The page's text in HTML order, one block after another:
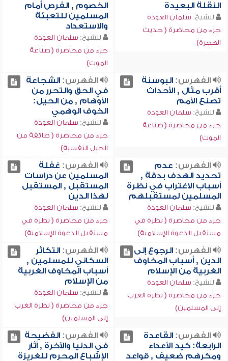
النقلة البعيدة
للشيخ: سلمان العودة
جزء من محاضرة ( حديث
الهجرة)
الخصوم , الفرص أمام
المسلمين للتعبئة
والاستعداد
للشيخ: سلمان العودة
جزء من محاضرة ( صناعة
الموت)
الفهرس:البوسنة
أقرب مثال , الأحداث
تصنع الأمم
للشيخ: سلمان العودة
جزء من محاضرة ( صناعة
الموت)
الفهرس:الشجاعة
في الحق والتحرر من
الأوهام , من الحيل:
الخوف الوهمي
للشيخ: سلمان العودة
جزء من محاضرة ( طائفة من
الحيل النفسية)
الفهرس: عدم
تحديد الهدف بدقة ,
أسباب الاغتراب في نظرة
المسلمين لمستقبلهم
للشيخ: سلمان العودة
جزء من محاضرة ( نظرة في
مستقبل الدعوة الإسلامية)
الفهرس: غفلة
المسلمين عن دراسات
المستقبل , المستقبل
لهذا الدين
للشيخ: سلمان العودة
جزء من محاضرة ( نظرة في
مستقبل الدعوة الإسلامية)
الفهرس:الرجوع إلى
الدين , أسباب المخاوف
الغربية من الإسلام
للشيخ: سلمان العودة
جزء من محاضرة ( نظرة الغرب
إلى المسلمين)
الفهرس:التكاثر
السكاني للمسلمين ,
أسباب المخاوف الغربية
من الإسلام
للشيخ: سلمان العودة
جزء من محاضرة ( نظرة الغرب
إلى المسلمين)
الفهرس:القاعدة
الرابعة: كيد الأعداء
ومكرهم ضعيف , قواعد
الفهرس:الفضيحة
في الدنيا والآخرة , آثار
الإشباع المحرم للغريزة